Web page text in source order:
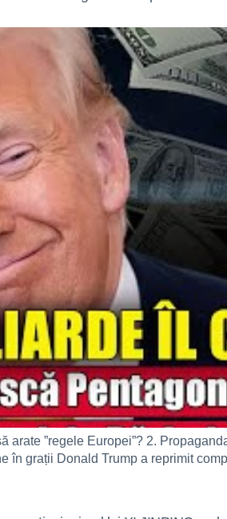
arate ”regele Europei”? 2.
în grații Donald Trump a reprimit